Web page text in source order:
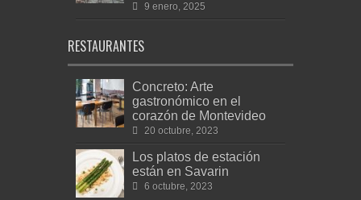
9 enero, 2025
RESTAURANTES
Concreto: Arte
gastronómico en el
corazón de Montevideo
20 octubre, 2023
Los platos de estación
están en Savarin
6 octubre, 2023